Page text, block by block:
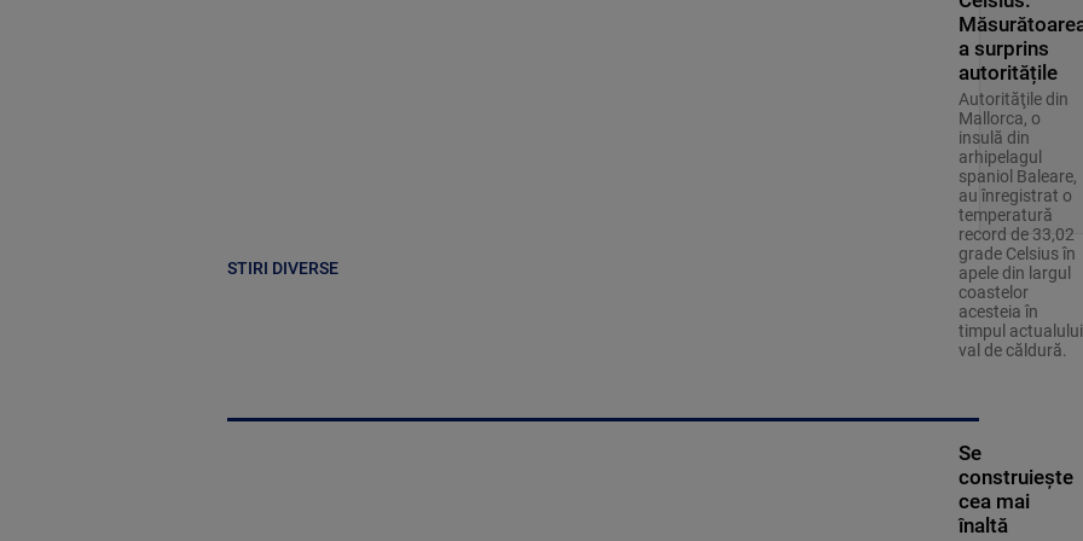
STIRI DIVERSE
a surprins
autoritățile
Autorităţile din
Mallorca, o
insulă din
arhipelagul
spaniol Baleare,
au înregistrat o
temperatură
record de 33,02
grade Celsius în
apele din largul
coastelor
acesteia în
timpul actualului
val de căldură.
Se
construiește
cea mai
înaltă